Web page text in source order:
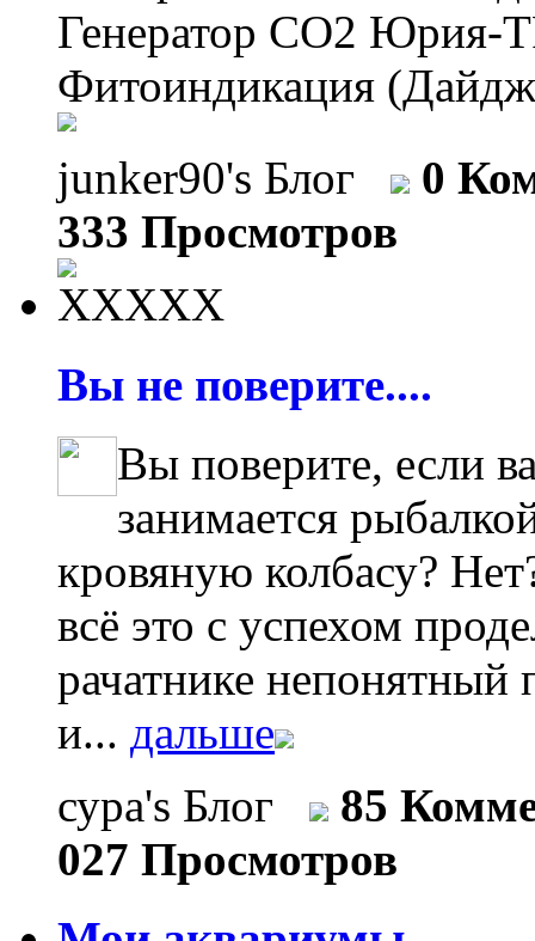
Генератор СО2 Юрия-
Фитоиндикация
junker90's Блог
0
333 Просмотров
Вы не поверите....
Вы поверите, если
занимается
кровяную колбасу?
всё это с успехом
рачатнике непонятный
и... дальше
сура's Блог
85
027 Просмотров